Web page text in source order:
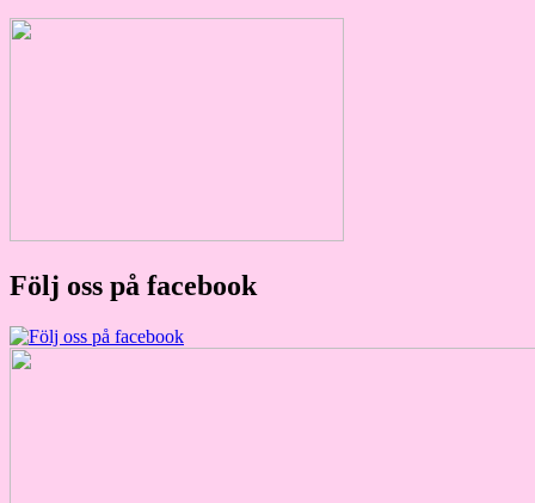
Följ oss på facebook